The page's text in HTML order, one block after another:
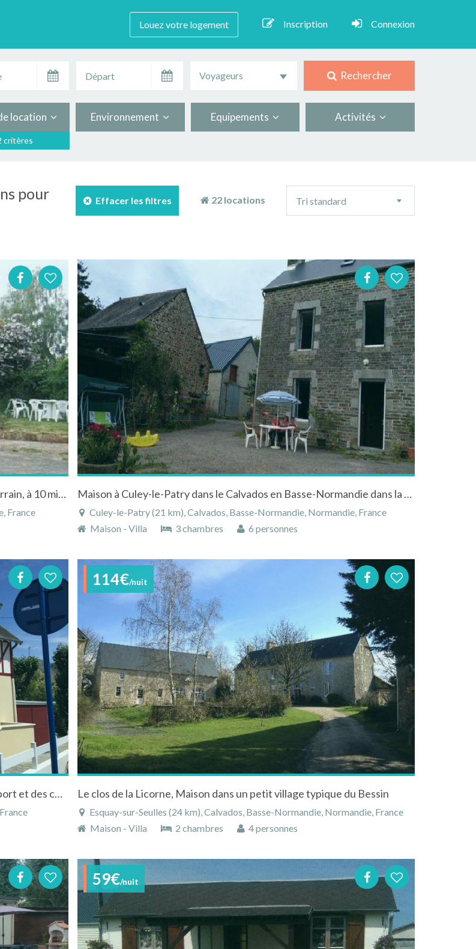
Louez votre logement Inscription Connexion
Voyageurs Rechercher
location
critères
Environnement Equipements Activités
pour
Effacer les filtres 22 locations
tri
Tri standard
Maison à louer à la campagne en Normandie avec grand terrain, à 10 minutes de Caen
France
Maison à Culey-le-Patry dans le Calvados en Basse-Normandie dans la Suisse Normande
Culey-le-Patry (21 km), Calvados, Basse-Normandie, Normandie, France
Maison - Villa
3 chambres 6 personnes
La Chimère - Riva Bella Ouistreham - proche de la mer, du port et des commerces
114€/nuit
Le clos de la Licorne, Maison dans un petit village typique du Bessin
Esquay-sur-Seulles (24 km), Calvados, Basse-Normandie, Normandie, France
Maison - Villa
2 chambres 4 personnes
59€/nuit